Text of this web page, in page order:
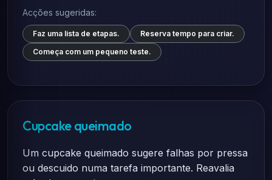
Acções sugeridas:
Faz uma lista de etapas.
Reserva tempo para criar.
Começa com um pequeno teste.
Cupcake queimado
Um cupcake queimado sugere falhas por pressa
ou descuido numa tarefa importante. Reavalia